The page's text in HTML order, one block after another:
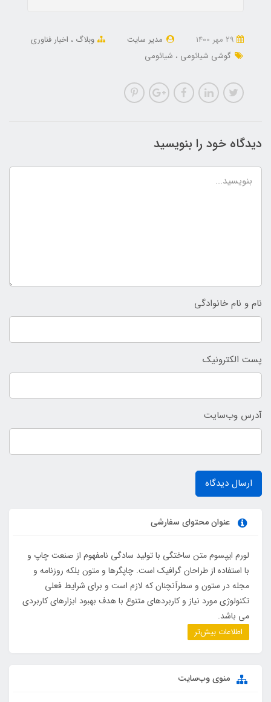
مدیر سایت وبلاگ
اخبار فناوری
گوشی شیائومی
شیائومی
دیدگاه خود را بنویسید
نام و نام خانوادگی
پست الکترونیک
آدرس وب‌سایت
ارسال دیدگاه
عنوان محتوای سفارشی
لورم ایپسوم متن ساختگی با تولید سادگی نامفهوم از صنعت چاپ و
با استفاده از طراحان گرافیک است. چاپگرها و متون بلکه روزنامه و
مجله در ستون و سطرآنچنان که لازم است و برای شرایط فعلی
تکنولوژی مورد نیاز و کاربردهای متنوع با هدف بهبود ابزارهای کاربردی
می باشد.
اطلاعات بیش‌تر
منوی وب‌سایت